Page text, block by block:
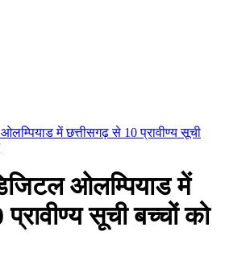
ओलम्पियाड में छत्तीसगढ़ से 10 प्रावीण्य सूची
ओलम्पियाड में
सूची बच्चों को